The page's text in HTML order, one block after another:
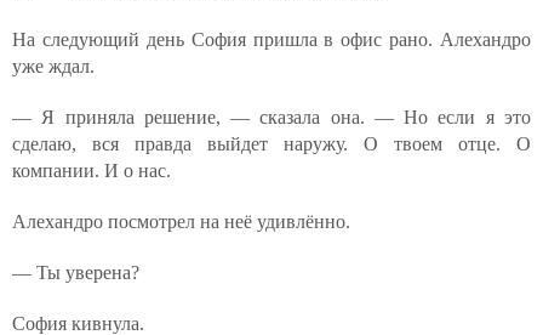
На следующий день София пришла в офис рано. Алехандро
уже ждал.
— Я приняла решение, — сказала она. — Но если я это
сделаю, вся правда выйдет наружу. О твоем отце. О
компании. И о нас.
Алехандро посмотрел на неё удивлённо.
— Ты уверена?
София кивнула.